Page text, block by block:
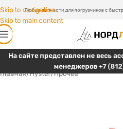
Skip to navigation
Skip to main content
Любые запчасти для погрузчиков с
На сайте представлен не весь
менеджеров+7
Главная/Hyster/Прочее